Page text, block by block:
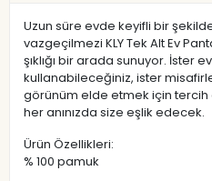
Uzun süre evde keyifli bir
vazgeçilmezi KLY Tek Alt Ev
şıklığı bir arada sunuyor. İster
kullanabileceğiniz, ister
görünüm elde etmek için
her anınızda size eşlik edecek.
Ürün Özellikleri:
% 100 pamuk